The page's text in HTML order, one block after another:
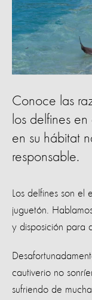
Conoce las
los delfines
en su hábitat
responsable.
Los delfines son
juguetón.
y disposición para
cautiverio no
sufriendo de